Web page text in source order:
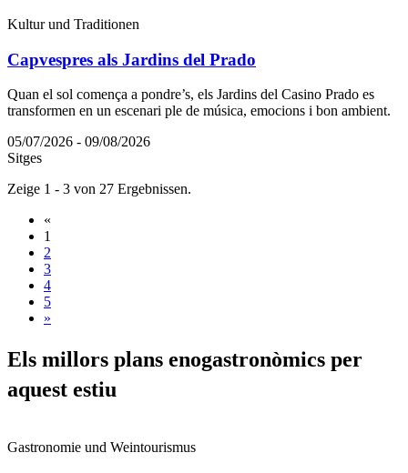
Kultur und Traditionen
Capvespres als Jardins del Prado
Quan el sol comença a pondre’s, els Jardins del Casino Prado es
transformen en un escenari ple de música, emocions i bon ambient.
05/07/2026 - 09/08/2026
Sitges
Zeige 1 - 3 von 27 Ergebnissen.
«
1
2
3
4
5
»
Els millors plans enogastronòmics per
aquest estiu
Gastronomie und Weintourismus